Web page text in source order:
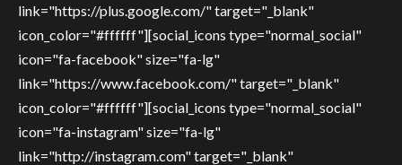
link="https://plus.google.com/" target="_blank"
icon_color="#ffffff"][social_icons type="normal_social"
icon="fa-facebook" size="fa-lg"
link="https://www.facebook.com/" target="_blank"
icon_color="#ffffff"][social_icons type="normal_social"
icon="fa-instagram" size="fa-lg"
link="http://instagram.com" target="_blank"